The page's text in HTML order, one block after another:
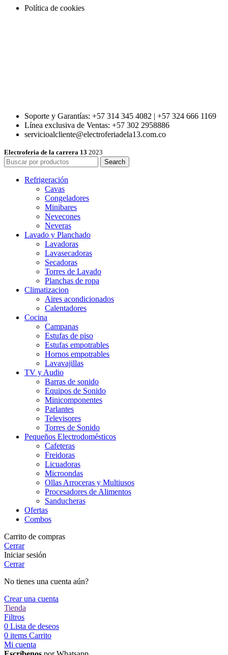
Política de cookies
Soporte y Garantías: +57 314 345 4082 | +57 324 666 1169
Línea exclusiva de Ventas: +57 302 2958886
servicioalcliente@electroferiadela13.com.co
Electroferia de la carrera 13 2023
Search
Refrigeración
Cavas
Congeladores
Minibares
Nevecones
Neveras
Lavado y Planchado
Lavadoras
Lavasecadoras
Secadoras
Torres de Lavado
Planchas de ropa
Climatizacion
Aires acondicionados
Calentadores
Cocina
Campanas
Estufas de piso
Estufas empotrables
Hornos empotrables
Lavavajillas
TV y Audio
Barras de sonido
Equipos de Sonido
Minicomponentes
Parlantes
Televisores
Torres de Sonido
Pequeños Electrodomésticos
Cafeteras
Freidoras
Licuadoras
Microondas
Ollas Arroceras y Multiusos
Procesadores de Alimentos
Sanducheras
Ofertas
Combos
Carrito de compras
Cerrar
Iniciar sesión
Cerrar
No tienes una cuenta aún?
Crear una cuenta
Tienda
Filtros
0 Lista de deseos
0 items Carrito
Mi cuenta